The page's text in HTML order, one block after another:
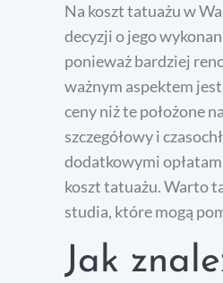
Na koszt tatuażu w
decyzji o jego
ponieważ bardziej
ważnym aspektem
ceny niż te położone
szczegółowy i
dodatkowymi
koszt tatuażu. Warto
studia, które mogą
Jak